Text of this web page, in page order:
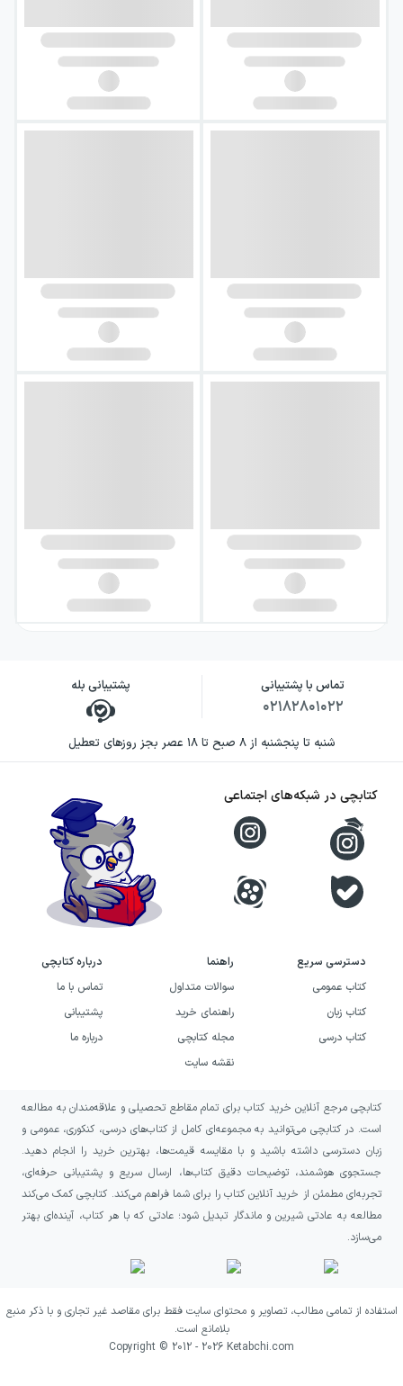
تماس با پشتیبانی
۰۲۱۸۲۸۰۱۰۲۲
پشتیبانی بله
شنبه تا پنجشنبه از ۸ صبح تا ۱۸ عصر بجز روزهای تعطیل
دسترسی سریع
کتاب عمومی
کتاب زبان
کتاب درسی
راهنما
سوالات متداول
راهنمای خرید
مجله کتابچی
نقشه سایت
درباره کتابچی
تماس با ما
پشتیبانی
درباره ما
کتابچی در شبکه‌های اجتماعی
کتابچی مرجع آنلاین خرید کتاب برای تمام مقاطع تحصیلی و علاقه‌مندان به مطالعه
است. در کتابچی می‌توانید به مجموعه‌ای کامل از کتاب‌های درسی، کنکوری، عمومی و
زبان دسترسی داشته باشید و با مقایسه قیمت‌ها، بهترین خرید را انجام دهید.
جستجوی هوشمند، توضیحات دقیق کتاب‌ها، ارسال سریع و پشتیبانی حرفه‌ای،
تجربه‌ای مطمئن از خرید آنلاین کتاب را برای شما فراهم می‌کند. کتابچی کمک می‌کند
مطالعه به عادتی شیرین و ماندگار تبدیل شود؛ عادتی که با هر کتاب، آینده‌ای بهتر
می‌سازد.
استفاده از تمامی مطالب، تصاویر و محتوای سایت فقط برای مقاصد غیر تجاری و با ذکر منبع
بلامانع است.
Copyright © 2012 - 2026 Ketabchi.com